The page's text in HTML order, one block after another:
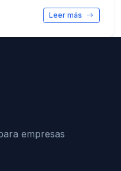
Leer más
empresas